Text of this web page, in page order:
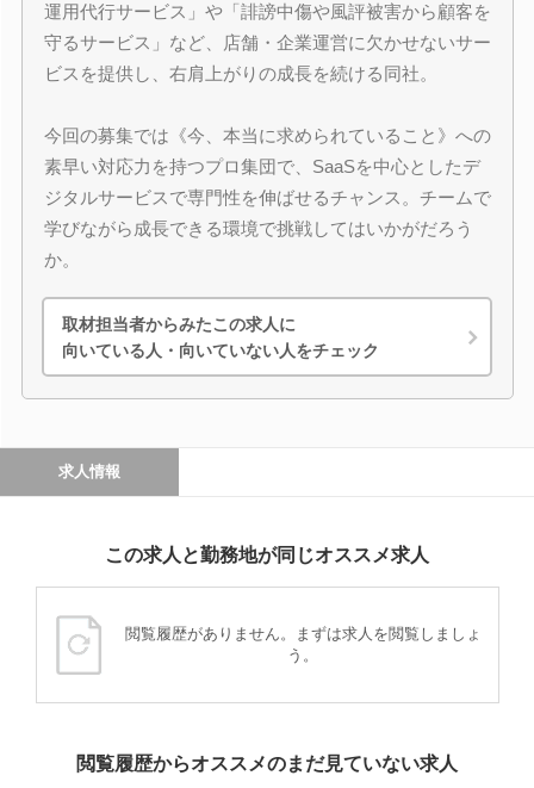
運用代行サービス」や「誹謗中傷や風評被害から顧客を
守るサービス」など、店舗・企業運営に欠かせないサー
ビスを提供し、右肩上がりの成長を続ける同社。
今回の募集では《今、本当に求められていること》への
素早い対応力を持つプロ集団で、SaaSを中心としたデ
ジタルサービスで専門性を伸ばせるチャンス。チームで
学びながら成長できる環境で挑戦してはいかがだろう
か。
取材担当者からみたこの求人に
向いている人・向いていない人をチェック
求人情報
この求人と勤務地が同じオススメ求人
閲覧履歴がありません。まずは求人を閲覧しましょ
う。
閲覧履歴からオススメのまだ見ていない求人